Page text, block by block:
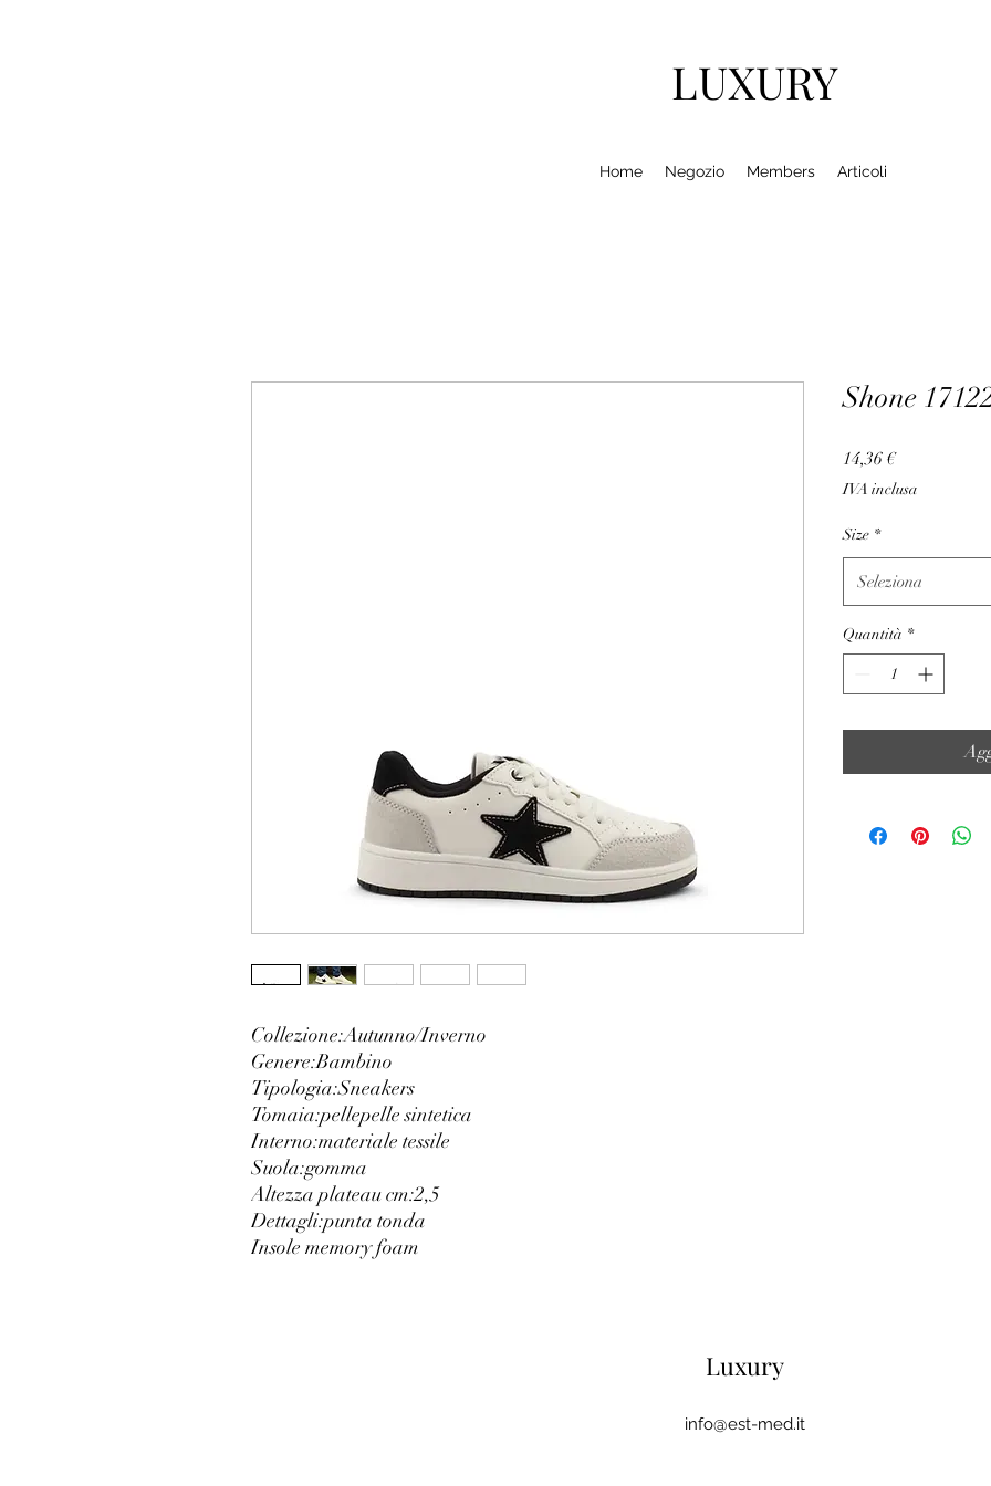
LUXURY
Home Negozio Members Articoli
Collezione:Autunno/Inverno
Genere:Bambino
Tipologia:Sneakers
Tomaia:pellepelle sintetica
Interno:materiale tessile
Suola:gomma
Altezza plateau cm:2,5
Dettagli:punta tonda
Insole memory foam
Shone
14,36 €Prezzo
IVA inclusa
Size *
Seleziona
Quantità *
Luxury
info@est-med.it